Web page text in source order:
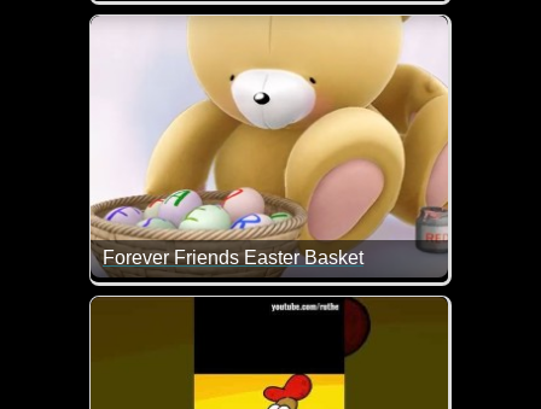
Was feiern wir Christen an Pfingsten? Dieses
Forever Friends Easter Basket
Einen schönen Ostermontag wünschen dir das